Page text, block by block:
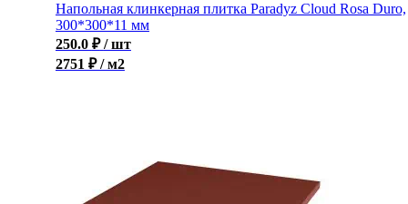
Напольная клинкерная плитка Paradyz Cloud Rosa Duro,
300*300*11 мм
250.0 ₽ / шт
2751 ₽ / м2